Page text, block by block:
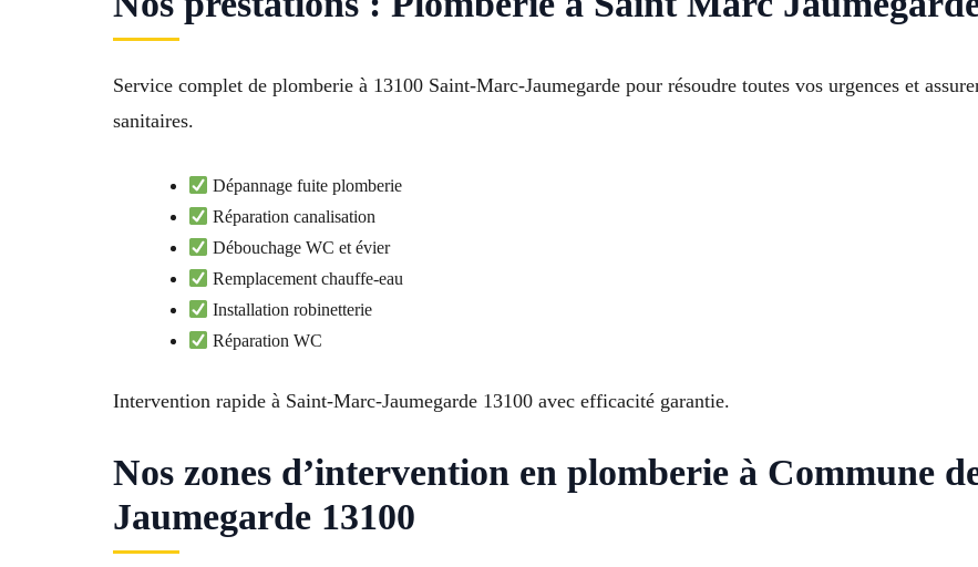
Service complet de plomberie à 13100 Saint-Marc-Jaumegarde pour résoudre toutes vos urgences et
sanitaires.
Dépannage fuite plomberie
Réparation canalisation
Débouchage WC et évier
Remplacement chauffe-eau
Installation robinetterie
Réparation WC
Intervention rapide à Saint-Marc-Jaumegarde 13100 avec efficacité garantie.
Nos zones d’intervention en plomberie à Commune
Jaumegarde 13100